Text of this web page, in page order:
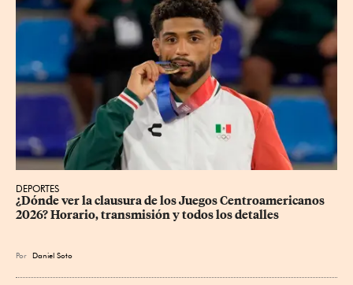
DEPORTES
¿Dónde ver la clausura de los Juegos Centroamericanos
2026? Horario, transmisión y todos los detalles
Por Daniel Soto